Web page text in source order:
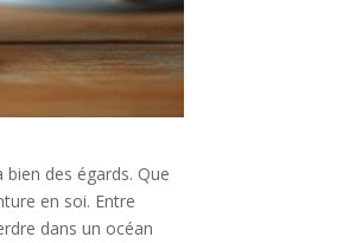
des égards. Que
en soi. Entre
dans un océan